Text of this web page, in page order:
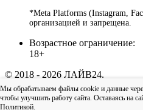
*Meta Platforms (Instagram,
организацией и запрещена.
Возрастное ограничение:
18+
© 2018 - 2026 ЛАЙВ24.
Пользовательское соглашение
конфиденциальности
Наверх
Мы обрабатываем файлы cookie и данные
чтобы улучшить работу сайта. Оставаясь на
Политикой.